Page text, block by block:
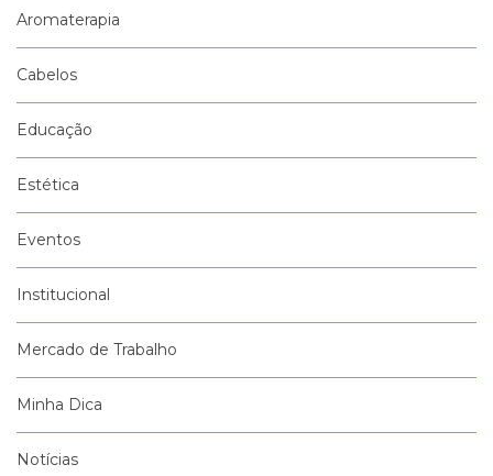
Aromaterapia
Cabelos
Educação
Estética
Eventos
Institucional
Mercado de Trabalho
Minha Dica
Notícias